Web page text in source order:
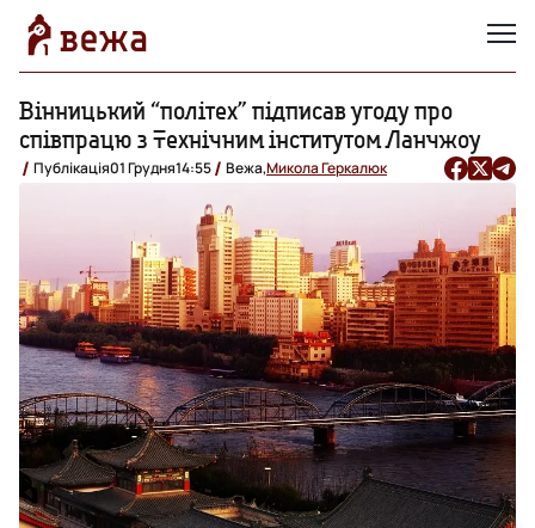
Вінницький “політех” підписав угоду про
співпрацю з Технічним інститутом Ланчжоу
Публікація01 Грудня14:55 Вежа,Микола Геркалюк